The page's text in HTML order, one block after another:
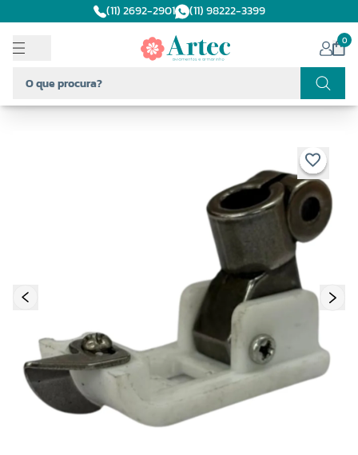
(11) 2692-2901 (11) 98222-3399
0